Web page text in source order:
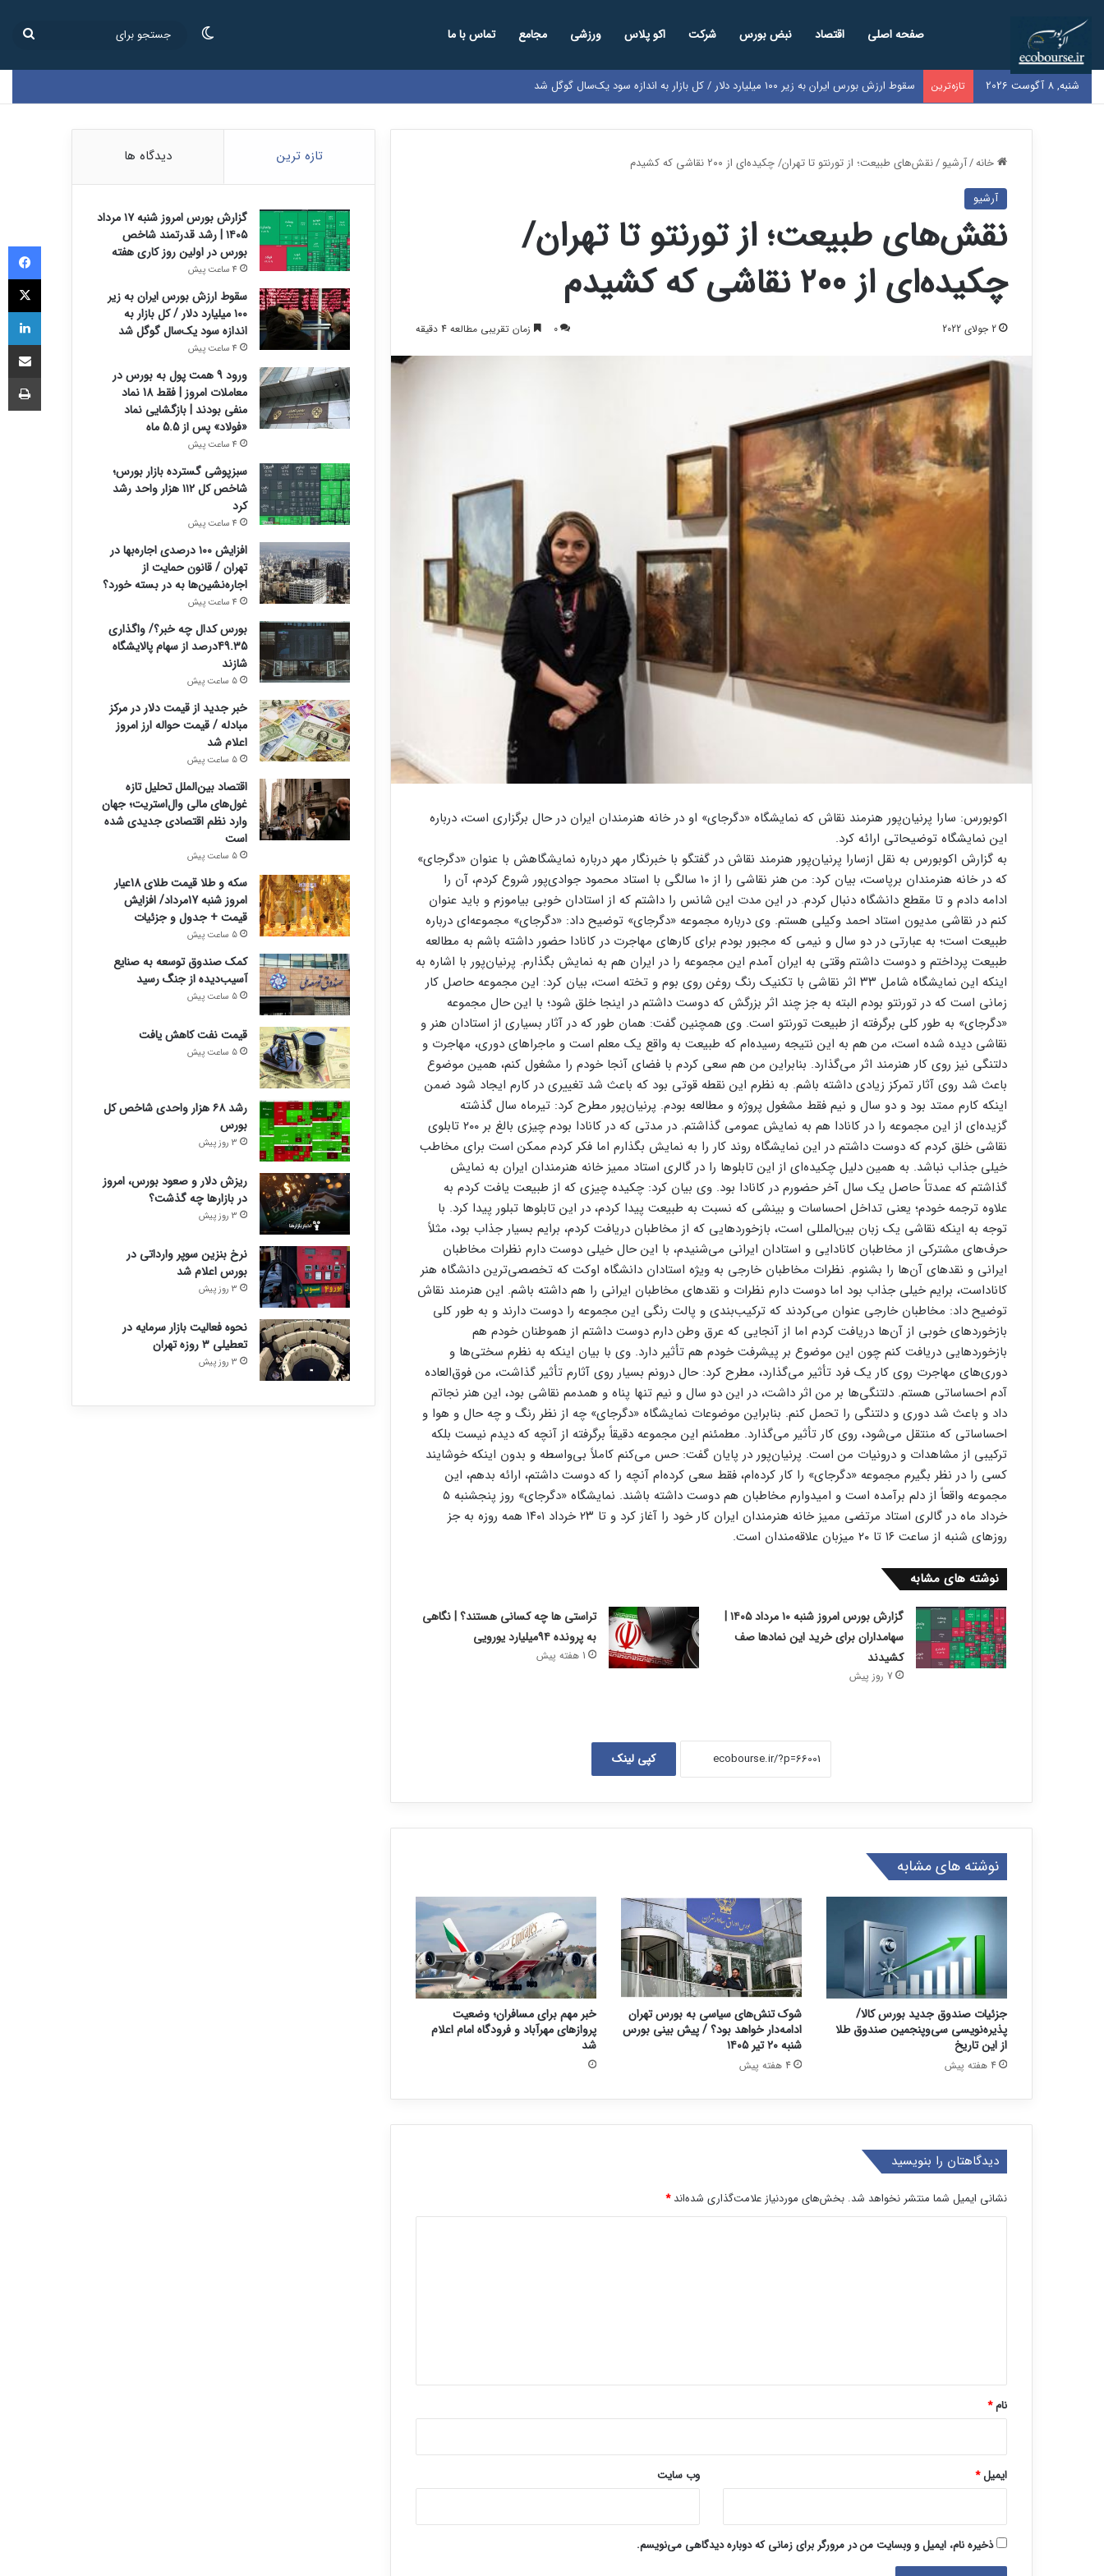
صفحه اصلی اقتصاد نبض بورس شرکت اکو پلاس ورزشی مجامع تماس با ما تغییر پوسته
شنبه, 8 آگوست 2026 تازه‌ترین سقوط ارزش بورس ایران به زیر ۱۰۰ میلیارد دلار / کل بازار به اندازه سود یک‌سال گوگل شد
خانه/آرشیو/نقش‌های طبیعت؛ از تورنتو تا تهران/ چکیده‌ای از ۲۰۰ نقاشی که کشیدم
آرشیو
نقش‌های طبیعت؛ از تورنتو تا تهران/
چکیده‌ای از ۲۰۰ نقاشی که کشیدم
2 جولای 2022 0 زمان تقریبی مطالعه 4 دقیقه
اکوبورس: سارا پرنیان‌پور هنرمند نقاش که نمایشگاه «دگرجای» او در خانه هنرمندان ایران در حال برگزاری است، درباره
این نمایشگاه توضیحاتی ارائه کرد.
به گزارش اکوبورس به نقل ازسارا پرنیان‌پور هنرمند نقاش در گفتگو با خبرنگار مهر درباره نمایشگاهش با عنوان «دگرجای»
که در خانه هنرمندان برپاست، بیان کرد: من هنر نقاشی را از ۱۰ سالگی با استاد محمود جوادی‌پور شروع کردم، آن را
ادامه دادم و تا مقطع دانشگاه دنبال کردم. در این مدت این شانس را داشتم که از استادان خوبی بیاموزم و باید عنوان
کنم در نقاشی مدیون استاد احمد وکیلی هستم. وی درباره مجموعه «دگرجای» توضیح داد: «دگرجای» مجموعه‌ای درباره
طبیعت است؛ به عبارتی در دو سال و نیمی که مجبور بودم برای کارهای مهاجرت در کانادا حضور داشته باشم به مطالعه
طبیعت پرداختم و دوست داشتم وقتی به ایران آمدم این مجموعه را در ایران هم به نمایش بگذارم. پرنیان‌پور با اشاره به
اینکه این نمایشگاه شامل ۳۳ اثر نقاشی با تکنیک رنگ روغن روی بوم و تخته است، بیان کرد: این مجموعه حاصل کار
زمانی است که در تورنتو بودم البته به جز چند اثر بزرگش که دوست داشتم در اینجا خلق شود؛ با این حال مجموعه
«دگرجای» به طور کلی برگرفته از طبیعت تورنتو است. وی همچنین گفت: همان طور که در آثار بسیاری از استادان هنر و
نقاشی دیده شده است، من هم به این نتیجه رسیده‌ام که طبیعت به واقع یک معلم است و ماجراهای دوری، مهاجرت و
دلتنگی نیز روی کار هنرمند اثر می‌گذارد. بنابراین من هم سعی کردم با فضای آنجا خودم را مشغول کنم، همین موضوع
باعث شد روی آثار تمرکز زیادی داشته باشم. به نظرم این نقطه قوتی بود که باعث شد تغییری در کارم ایجاد شود ضمن
اینکه کارم ممتد بود و دو سال و نیم فقط مشغول پروژه و مطالعه بودم. پرنیان‌پور مطرح کرد: تیرماه سال گذشته
گزیده‌ای از این مجموعه را در کانادا هم به نمایش عمومی گذاشتم. در مدتی که در کانادا بودم چیزی بالغ بر ۲۰۰ تابلوی
نقاشی خلق کردم که دوست داشتم در این نمایشگاه روند کار را به نمایش بگذارم اما فکر کردم ممکن است برای مخاطب
خیلی جذاب نباشد. به همین دلیل چکیده‌ای از این تابلوها را در گالری استاد ممیز خانه هنرمندان ایران به نمایش
گذاشتم که عمدتاً حاصل یک سال آخر حضورم در کانادا بود. وی بیان کرد: چکیده چیزی که از طبیعت یافت کردم به
علاوه ترجمه خودم؛ یعنی تداخل احساسات و بینشی که نسبت به طبیعت پیدا کردم، در این تابلوها تبلور پیدا کرد. با
توجه به اینکه نقاشی یک زبان بین‌المللی است، بازخوردهایی که از مخاطبان دریافت کردم، برایم بسیار جذاب بود، مثلاً
حرف‌های مشترکی از مخاطبان کانادایی و استادان ایرانی می‌شنیدم، با این حال خیلی دوست دارم نظرات مخاطبان
ایرانی و نقدهای آن‌ها را بشنوم. نظرات مخاطبان خارجی به ویژه استادان دانشگاه اوکت که تخصصی‌ترین دانشگاه هنر
کاناداست، برایم خیلی جذاب بود اما دوست دارم نظرات و نقدهای مخاطبان ایرانی را هم داشته باشم. این هنرمند نقاش
توضیح داد: مخاطبان خارجی عنوان می‌کردند که ترکیب‌بندی و پالت رنگی این مجموعه را دوست دارند و به طور کلی
بازخوردهای خوبی از آن‌ها دریافت کردم اما از آنجایی که عرق وطن دارم دوست داشتم از هموطنان خودم هم
بازخوردهایی دریافت کنم چون این موضوع بر پیشرفت خودم هم تأثیر دارد. وی با بیان اینکه به نظرم سختی‌ها و
دوری‌های مهاجرت روی کار یک فرد تأثیر می‌گذارد، مطرح کرد: حال درونم بسیار روی آثارم تأثیر گذاشت، من فوق‌العاده
آدم احساساتی هستم. دلتنگی‌ها بر من اثر داشت، در این دو سال و نیم تنها پناه و همدمم نقاشی بود، این هنر نجاتم
داد و باعث شد دوری و دلتنگی را تحمل کنم. بنابراین موضوعات نمایشگاه «دگرجای» چه از نظر رنگ و چه حال و هوا و
احساساتی که منتقل می‌شود، روی کار تأثیر می‌گذارد. مطمئنم این مجموعه دقیقاً برگرفته از آنچه که دیدم نیست بلکه
ترکیبی از مشاهدات و درونیات من است. پرنیان‌پور در پایان گفت: حس می‌کنم کاملاً بی‌واسطه و بدون اینکه خوشایند
کسی را در نظر بگیرم مجموعه «دگرجای» را کار کرده‌ام، فقط سعی کرده‌ام آنچه را که دوست داشتم، ارائه بدهم، این
مجموعه واقعاً از دلم برآمده است و امیدوارم مخاطبان هم دوست داشته باشند. نمایشگاه «دگرجای» روز پنجشنبه ۵
خرداد ماه در گالری استاد مرتضی ممیز خانه هنرمندان ایران کار خود را آغاز کرد و تا ۲۳ خرداد ۱۴۰۱ همه روزه به جز
روزهای شنبه از ساعت ۱۶ تا ۲۰ میزبان علاقه‌مندان است.
نوشته های مشابه
گزارش بورس امروز شنبه ۱۰ مرداد ۱۴۰۵ |
سهامداران برای خرید این نمادها صف
کشیدند
7 روز پیش
تراستی ها چه کسانی هستند؟ | نگاهی
به پرونده ۹۴میلیارد یورویی
1 هفته پیش
کپی لینک
نوشته های مشابه
جزئیات صندوق جدید بورس کالا/
پذیره‌نویسی سی‌وپنجمین صندوق طلا
از این تاریخ
4 هفته پیش
شوک تنش‌های سیاسی به بورس تهران
ادامه‌دار خواهد بود؟ / پیش بینی بورس
شنبه ۲۰ تیر ۱۴۰۵
4 هفته پیش
خبر مهم برای مسافران؛ وضعیت
پروازهای مهرآباد و فرودگاه امام اعلام
شد
دیدگاهتان را بنویسید
نشانی ایمیل شما منتشر نخواهد شد. بخش‌های موردنیاز علامت‌گذاری شده‌اند*
نام*
ایمیل* وب‌ سایت
ذخیره نام، ایمیل و وبسایت من در مرورگر برای زمانی که دوباره دیدگاهی می‌نویسم.
تازه ترین دیدگاه ها
گزارش بورس امروز شنبه ۱۷ مرداد
۱۴۰۵ | رشد قدرتمند شاخص
بورس در اولین روز کاری هفته
4 ساعت پیش
سقوط ارزش بورس ایران به زیر
۱۰۰ میلیارد دلار / کل بازار به
اندازه سود یک‌سال گوگل شد
4 ساعت پیش
ورود 9 همت پول به بورس در
معاملات امروز | فقط 18 نماد
منفی بودند | بازگشایی نماد
«فولاد» پس از 5.5 ماه
4 ساعت پیش
سبزپوشی گسترده بازار بورس؛
شاخص کل ۱۱۲ هزار واحد رشد
کرد
4 ساعت پیش
افزایش ۱۰۰ درصدی اجاره‌بها در
تهران / قانون حمایت از
اجاره‌نشین‌ها به در بسته خورد؟
4 ساعت پیش
بورس کدال چه خبر؟/ واگذاری
49.35درصد از سهام پالایشگاه
شازند
5 ساعت پیش
خبر جدید از قیمت دلار در مرکز
مبادله / قیمت حواله ارز امروز
اعلام شد
5 ساعت پیش
اقتصاد بین‌الملل تحلیل تازه
غول‌های مالی وال‌استریت؛ جهان
وارد نظم اقتصادی جدیدی شده
است
5 ساعت پیش
سکه و طلا قیمت طلای 18عیار
امروز شنبه 17مرداد/ افزایش
قیمت + جدول و جزئیات
5 ساعت پیش
کمک صندوق توسعه به صنایع
آسیب‌دیده از جنگ رسید
5 ساعت پیش
قیمت نفت کاهش یافت
5 ساعت پیش
رشد ۶۸ هزار واحدی شاخص کل
بورس
3 روز پیش
ریزش دلار و صعود بورس، امروز
در بازارها چه گذشت؟
3 روز پیش
نرخ بنزین سوپر وارداتی در
بورس اعلام شد
3 روز پیش
نحوه فعالیت بازار سرمایه در
تعطیلی ۳ روزه تهران
3 روز پیش